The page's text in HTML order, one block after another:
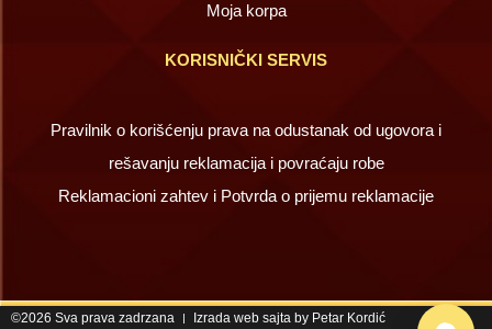
Moja korpa
KORISNIČKI SERVIS
Pravilnik o korišćenju prava na odustanak od ugovora i
rešavanju reklamacija i povraćaju robe
Reklamacioni zahtev i Potvrda o prijemu reklamacije
©2026 Sva prava zadrzana Izrada web sajta by Petar Kordić